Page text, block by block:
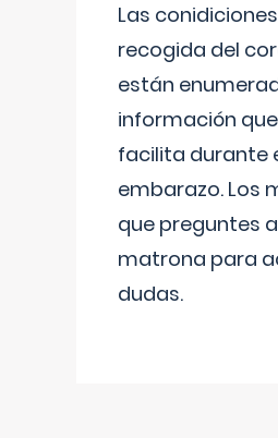
Las
recogida del
están
información
facilita durante
embarazo. Los
que preguntes
matrona para
dudas.